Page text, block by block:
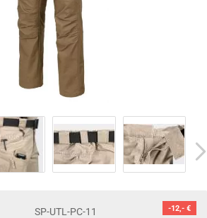
-12,- €
SP-UTL-PC-11